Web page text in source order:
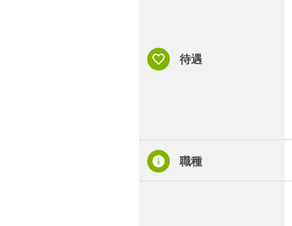
待遇
職種